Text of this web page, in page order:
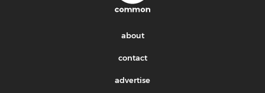
about
contact
advertise